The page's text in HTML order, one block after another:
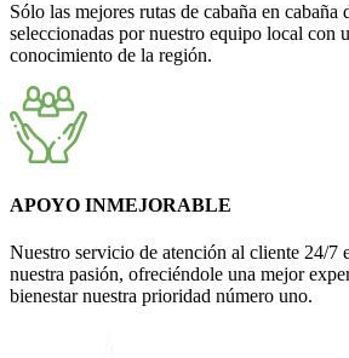
Sólo las mejores rutas de cabaña en cabaña
seleccionadas por nuestro equipo local con
conocimiento de la región.
APOYO INMEJORABLE
Nuestro servicio de atención al cliente 24/7
nuestra pasión, ofreciéndole una mejor
bienestar nuestra prioridad número uno.